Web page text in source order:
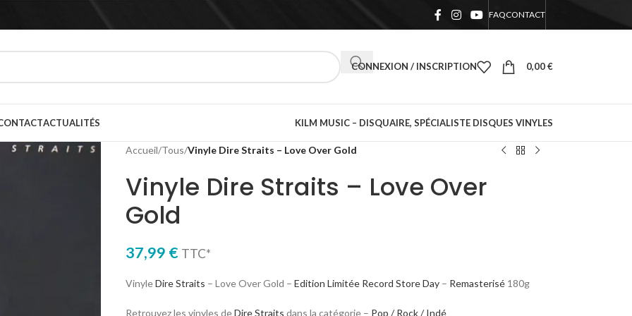
FAQCONTACT
CONNEXION / INSCRIPTION 0,00€
ACTUALITÉS KILM MUSIC – DISQUAIRE, SPÉCIALISTE DISQUES VINYLES
Accueil/Tous/Vinyle Dire Straits – Love Over Gold
Vinyle Dire Straits – Love Over
Gold
37,99 € TTC*
VinyleDire Straits – Love Over Gold – Edition Limitée Record Store Day– Remasterisé180g
Retrouvez les vinyles deDire Straits dans la catégorie – Pop / Rock / Indé